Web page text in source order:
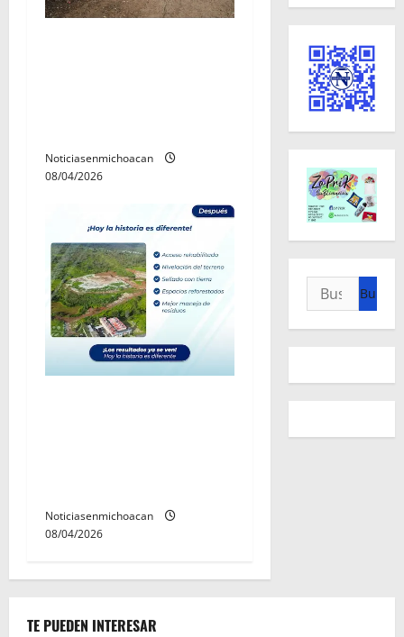
Noticiasenmichoacan
08/04/2026
Noticiasenmichoacan
08/04/2026
Buscar:
TE PUEDEN INTERESAR